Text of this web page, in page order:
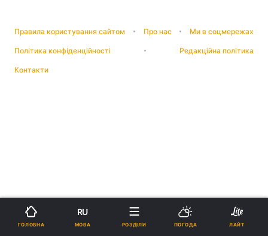
Правила користування сайтом Про нас Ми в соцмережах
Політика конфіденційності Редакційна політика
Контакти
ГОЛОВНА
RU
МОВА РОЗДІЛИ ПОГОДА ЛАЙТ